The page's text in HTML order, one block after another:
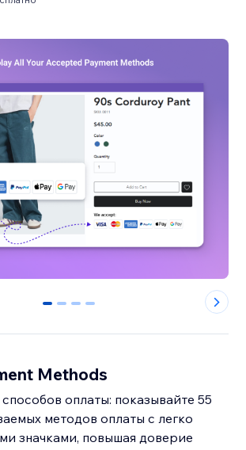
0 1 2 3
Methods
способов оплаты: показывайте 55
методов оплаты с легко
значками, повышая доверие